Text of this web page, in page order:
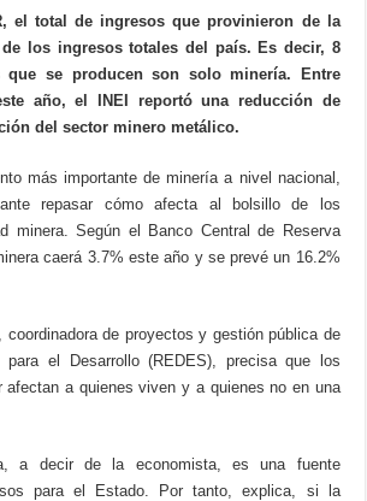
el total de ingresos que provinieron de la
los ingresos totales del país. Es decir, 8
que se producen son solo minería. Entre
año, el INEI reportó una reducción de
del sector minero metálico.
más importante de minería a nivel nacional,
repasar cómo afecta al bolsillo de los
minera. Según el Banco Central de Reserva
caerá 3.7% este año y se prevé un 16.2%
coordinadora de proyectos y gestión pública de
el Desarrollo (REDES), precisa que los
afectan a quienes viven y a quienes no en una
a decir de la economista, es una fuente
para el Estado. Por tanto, explica, si la